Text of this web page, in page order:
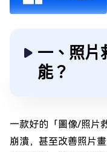
一、照片
能？
一款好的「圖像/照片
崩潰，甚至改善照片